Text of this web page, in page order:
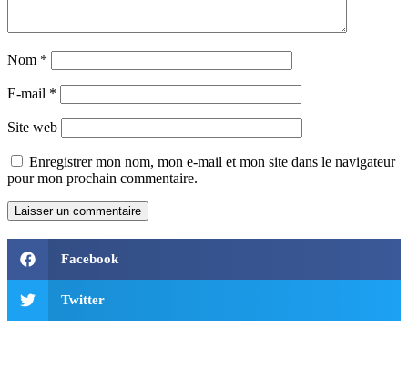
Nom *
E-mail *
Site web
Enregistrer mon nom, mon e-mail et mon site dans le navigateur
pour mon prochain commentaire.
Facebook
Twitter